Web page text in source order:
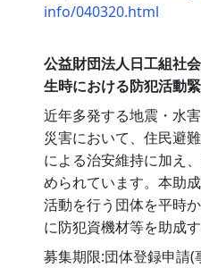
info/040320.html
公益財団法人日工組社
生時における防犯活動
近年多発する地震・水
災害において、住民避
による治安維持に加え
められています。本助
活動を行う団体を平時
に防犯資機材等を助成
募集期限:団体登録申請(